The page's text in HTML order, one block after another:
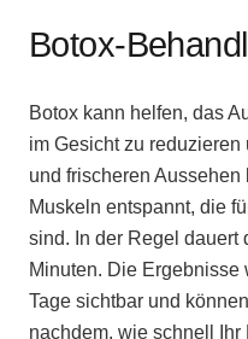
Botox-
Botox kann helfen, das
im Gesicht zu
und frischeren
Muskeln entspannt, die
sind. In der Regel
Minuten. Die
Tage sichtbar und
nachdem, wie schnell